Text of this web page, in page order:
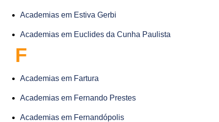
Academias em Estiva Gerbi
Academias em Euclides da Cunha Paulista
F
Academias em Fartura
Academias em Fernando Prestes
Academias em Fernandópolis